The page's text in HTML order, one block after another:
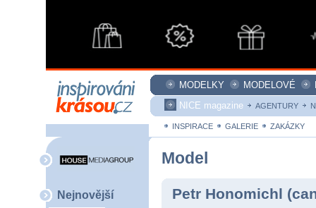
MODELKY MODELOVÉ
NICE magazine
AGENTURY
INSPIRACE GALERIE ZAKÁZKY
Nejnovější
Model
Petr Honomichl